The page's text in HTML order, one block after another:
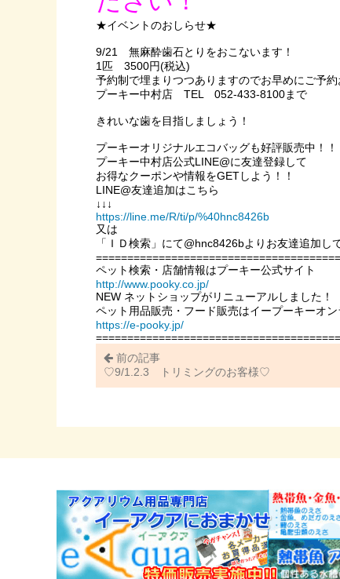
★イベントのおしらせ★
9/21 無麻酔歯石とりをおこないます！
1匹 3500円(税込)
予約制で埋まりつつありますのでお早めにご予約
プーキー中村店 TEL 052-433-8100まで
きれいな歯を目指しましょう！
プーキーオリジナルエコバッグも好評販売中！！
プーキー中村店公式LINE@に友達登録して
お得なクーポンや情報をGETしよう！！
LINE@友達追加はこちら
↓↓↓
https://line.me/R/ti/p/%40hnc8426b
又は
「ＩＤ検索」にて@hnc8426bよりお友達追加し
ペット検索・店舗情報はプーキー公式サイト
http://www.pooky.co.jp/
NEW ネットショップがリニューアルしました！
ペット用品販売・フード販売はイープーキーオ
https://e-pooky.jp/
前の記事
♡9/1.2.3 トリミングのお客様♡